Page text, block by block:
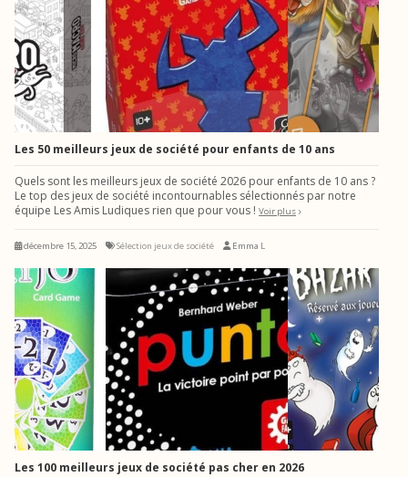
Les 50 meilleurs jeux de société pour enfants de 10 ans
Quels sont les meilleurs jeux de société 2026 pour enfants de 10 ans ?
Le top des jeux de société incontournables sélectionnés par notre
équipe Les Amis Ludiques rien que pour vous ! Voir plus
décembre 15, 2025 Sélection jeux de société Emma L
Les 100 meilleurs jeux de société pas cher en 2026